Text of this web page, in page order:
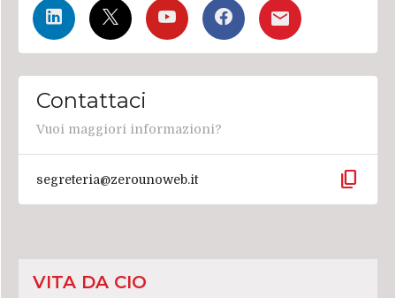
Contattaci
Vuoi maggiori informazioni?
segreteria@zerounoweb.it content_copy
VITA DA CIO